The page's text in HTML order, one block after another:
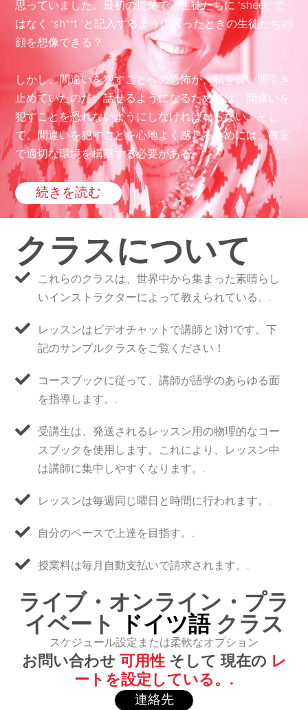
思っていました。最初の授業で、生徒たちに ’sheet ‘で
はなく ’sh**t ‘と記入するように言ったときの生徒たちの
顔を想像できる？
しかし、間違いを犯すことへの恐怖が、私を長い間引き
止めていたのだ。話せるようになるためには、間違いを
犯すことを恐れないようにしなければならない。そし
て、間違いを犯すことを心地よく感じるためには、教室
で適切な環境を構築する必要がある。”
続きを読む
クラスについて
これらのクラスは、世界中から集まった素晴らし
いインストラクターによって教えられている。.
レッスンはビデオチャットで講師と1対1です。下
記のサンプルクラスをご覧ください！
コースブックに従って、講師が語学のあらゆる面
を指導します。.
受講生は、発送されるレッスン用の物理的なコー
スブックを使用します。これにより、レッスン中
は講師に集中しやすくなります。.
レッスンは毎週同じ曜日と時間に行われます。.
自分のペースで上達を目指す。.
授業料は毎月自動支払いで請求されます。.
ライブ・オンライン・プラ
イベート
ドイツ語 クラス
スケジュール設定または柔軟なオプション
お問い合わせ 可用性そして 現在の レ
ートを設定している。.
連絡先